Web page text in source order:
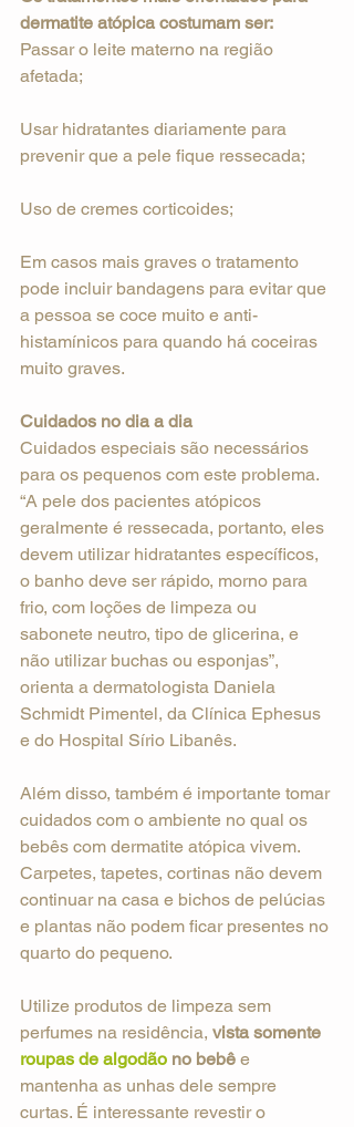
dermatite atópica costumam ser:
Passar o leite materno na região
afetada;
Usar hidratantes diariamente para
prevenir que a pele fique ressecada;
Uso de cremes corticoides;
Em casos mais graves o tratamento
pode incluir bandagens para evitar que
a pessoa se coce muito e anti-
histamínicos para quando há coceiras
muito graves.
Cuidados no dia a dia
Cuidados especiais são necessários
para os pequenos com este problema.
“A pele dos pacientes atópicos
geralmente é ressecada, portanto, eles
devem utilizar hidratantes específicos,
o banho deve ser rápido, morno para
frio, com loções de limpeza ou
sabonete neutro, tipo de glicerina, e
não utilizar buchas ou esponjas”,
orienta a dermatologista Daniela
Schmidt Pimentel, da Clínica Ephesus
e do Hospital Sírio Libanês.
Além disso, também é importante tomar
cuidados com o ambiente no qual os
bebês com dermatite atópica vivem.
Carpetes, tapetes, cortinas não devem
continuar na casa e bichos de pelúcias
e plantas não podem ficar presentes no
quarto do pequeno.
Utilize produtos de limpeza sem
perfumes na residência, vista somente
roupas de algodão no bebê e
mantenha as unhas dele sempre
curtas. É interessante revestir o